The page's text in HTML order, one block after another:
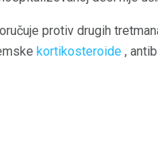
protiv drugih
kortikosteroide ,